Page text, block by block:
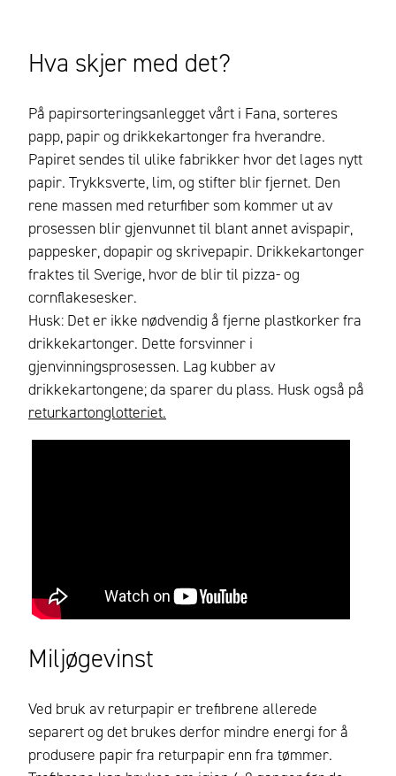
Hva skjer med det?
På papirsorteringsanlegget vårt i Fana, sorteres
papp, papir og drikkekartonger fra hverandre.
Papiret sendes til ulike fabrikker hvor det lages nytt
papir. Trykksverte, lim, og stifter blir fjernet. Den
rene massen med returfiber som kommer ut av
prosessen blir gjenvunnet til blant annet avispapir,
pappesker, dopapir og skrivepapir. Drikkekartonger
fraktes til Sverige, hvor de blir til pizza- og
cornflakesesker.
Husk: Det er ikke nødvendig å fjerne plastkorker fra
drikkekartonger. Dette forsvinner i
gjenvinningsprosessen. Lag kubber av
drikkekartongene; da sparer du plass. Husk også på
returkartonglotteriet.
Miljøgevinst
Ved bruk av returpapir er trefibrene allerede
separert og det brukes derfor mindre energi for å
produsere papir fra returpapir enn fra tømmer.